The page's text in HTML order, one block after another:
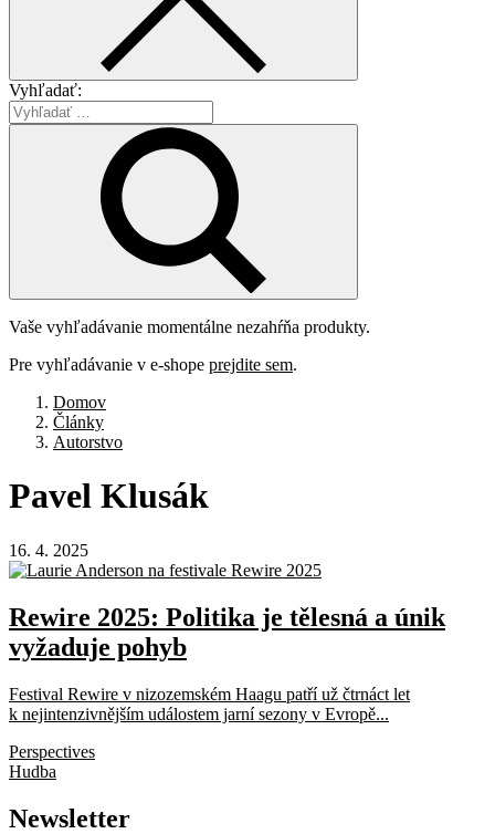
Vyhľadať:
Vaše vyhľadávanie momentálne nezahŕňa produkty.
Pre vyhľadávanie v e-shope prejdite sem.
Domov
Články
Autorstvo
Pavel Klusák
16. 4. 2025
Rewire 2025: Politika je tělesná a únik
vyžaduje pohyb
Festival Rewire v nizozemském Haagu patří už čtrnáct let
k nejintenzivnějším událostem jarní sezony v Evropě...
Perspectives
Hudba
Newsletter